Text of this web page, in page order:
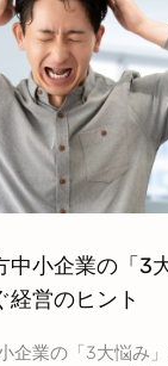
中小企業の「3
経営のヒント
企業の「3大悩み